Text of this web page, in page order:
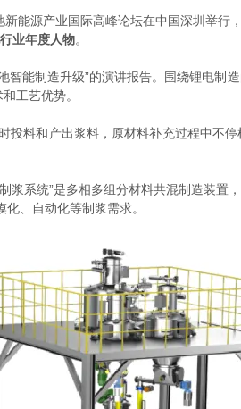
产业国际高峰论坛在中国深圳举行，
业年度人物。
能制造升级”的演讲报告。围绕锂电制
工艺优势。
和产出浆料，原材料补充过程中不
系统”是多相多组分材料共混制造装置
、自动化等制浆需求。